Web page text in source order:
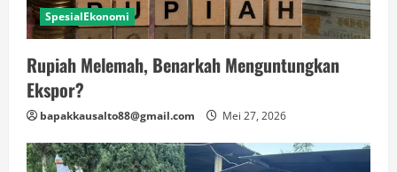
SpesialEkonomi
Rupiah Melemah, Benarkah Menguntungkan
Ekspor?
bapakkausalto88@gmail.com Mei 27, 2026